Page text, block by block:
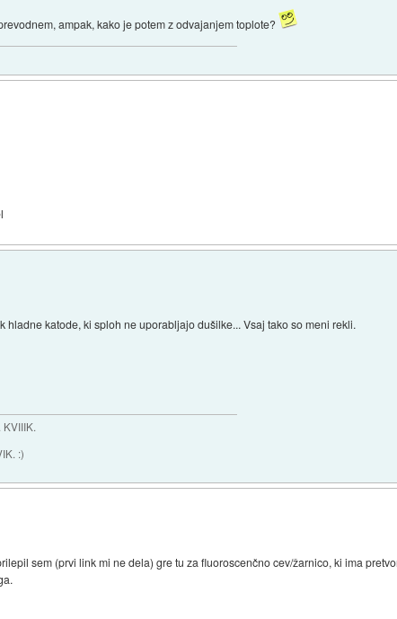
ampak, kako je potem z odvajanjem toplote?
hladne katode, ki sploh ne uporabljajo dušilke... Vsaj tako so meni rekli.
:)
sem (prvi link mi ne dela) gre tu za fluoroscenčno cev/žarnico, ki ima